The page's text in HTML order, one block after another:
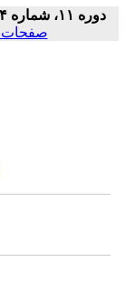
دوره ۱۱، شماره ۴ - ( تابستان ۱۴۰۴ )
صفحات ۲۹-۲۱